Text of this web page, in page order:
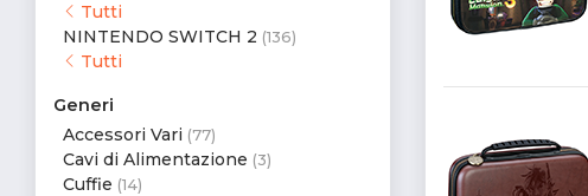
Tutti
NINTENDO SWITCH 2 (136)
Tutti
Generi
Accessori Vari (77)
Cavi di Alimentazione (3)
Cuffie (14)